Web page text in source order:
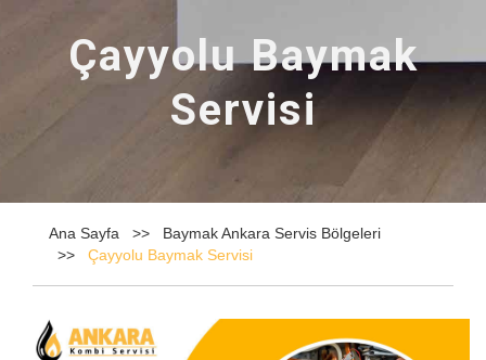
Çayyolu Baymak
Servisi
Ana Sayfa
Baymak Ankara Servis Bölgeleri
Çayyolu Baymak Servisi